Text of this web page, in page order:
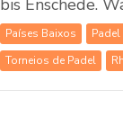
Países Baixos Padel
Torneios de Padel